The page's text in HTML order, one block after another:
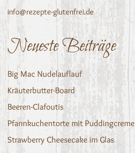
info@rezepte-glutenfrei.de
Neueste Beiträge
Big Mac Nudelauflauf
Kräuterbutter-Board
Beeren-Clafoutis
Pfannkuchentorte mit Puddingcreme
Strawberry Cheesecake im Glas